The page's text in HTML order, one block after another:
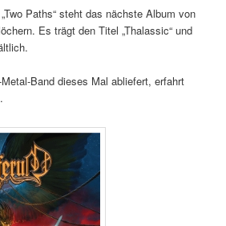
Paths“ steht das nächste Album von
Es trägt den Titel „Thalassic“ und
Band dieses Mal abliefert, erfahrt